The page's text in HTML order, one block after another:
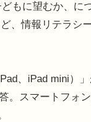
もに望むか、に
、情報リテラシ
、iPad mini）
。スマートフォ